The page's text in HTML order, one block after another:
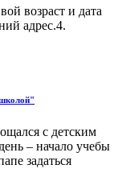
возраст и дата
адрес.4.
с детским
– начало учебы
задаться